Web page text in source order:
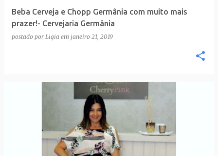
Beba Cerveja e Chopp Germânia com muito mais
prazer!- Cervejaria Germânia
postado por Ligia em janeiro 21, 2019